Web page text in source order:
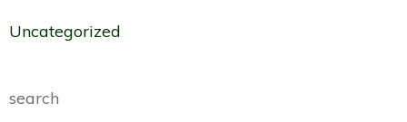
Uncategorized
search